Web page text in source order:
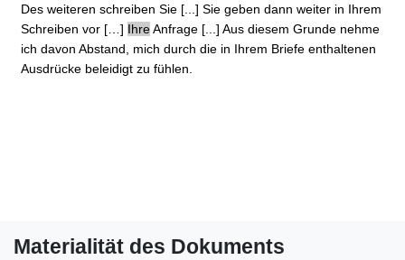
Des weiteren schreiben Sie [...] Sie geben dann weiter in Ihrem
Schreiben vor […] IhreAnfrage [...] Aus diesem Grunde nehme
ich davon Abstand, mich durch die in Ihrem Briefe enthaltenen
Ausdrücke beleidigt zu fühlen.
Materialität des Dokuments